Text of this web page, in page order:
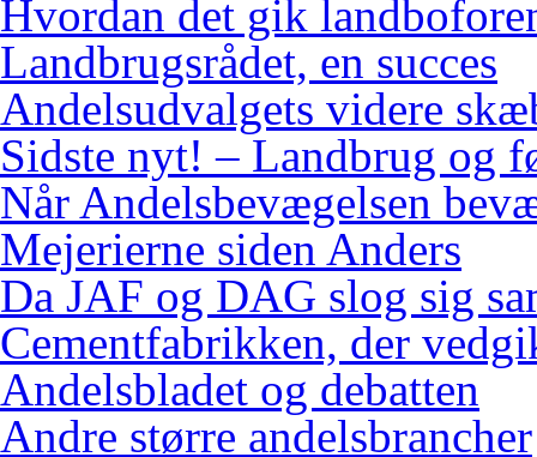
Hvordan det gik
Landbrugsrådet, en succes
Andelsudvalgets videre
Sidste nyt! – Landbrug og
Når Andelsbevægelsen
Mejerierne siden Anders
Da JAF og DAG slog sig
Cementfabrikken, der
Andelsbladet og debatten
Andre større andelsbrancher